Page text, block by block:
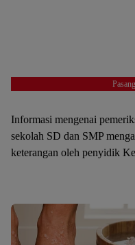
Informasi mengenai
sekolah SD dan SMP
keterangan oleh penyidik